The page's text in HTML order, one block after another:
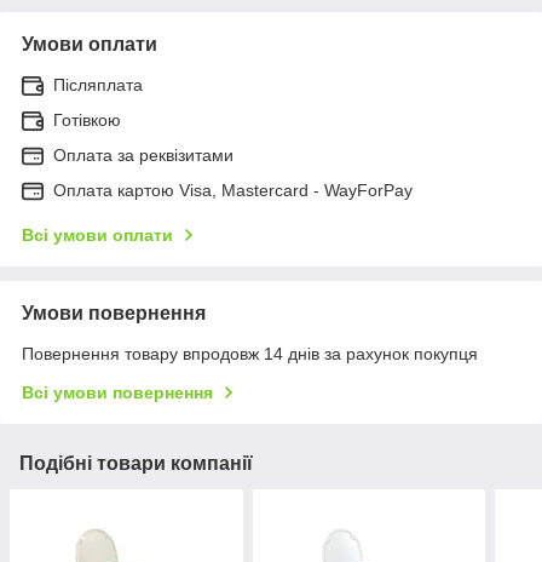
Умови оплати
Післяплата
Готівкою
Оплата за реквізитами
Оплата картою Visa, Mastercard - WayForPay
Всі умови оплати
Умови повернення
Повернення товару впродовж 14 днів за рахунок покупця
Всі умови повернення
Подібні товари компанії